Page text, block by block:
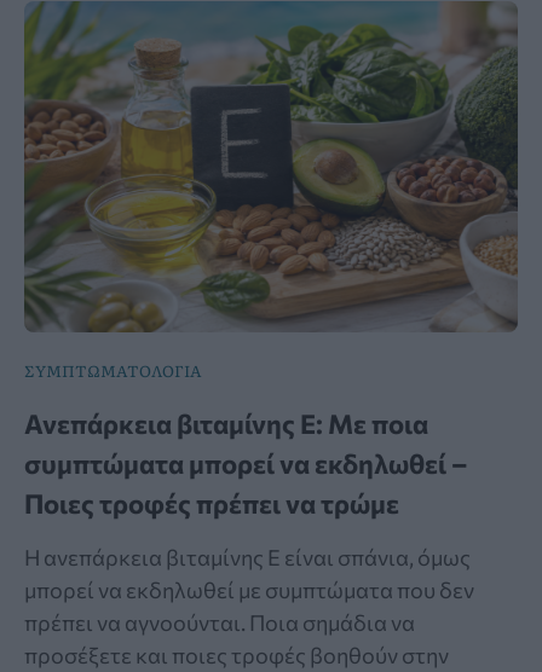
ΣΥΜΠΤΩΜΑΤΟΛΟΓΙΑ
Ανεπάρκεια βιταμίνης Ε: Με ποια
συμπτώματα μπορεί να εκδηλωθεί –
Ποιες τροφές πρέπει να τρώμε
Η ανεπάρκεια βιταμίνης Ε είναι σπάνια, όμως
μπορεί να εκδηλωθεί με συμπτώματα που δεν
πρέπει να αγνοούνται. Ποια σημάδια να
προσέξετε και ποιες τροφές βοηθούν στην